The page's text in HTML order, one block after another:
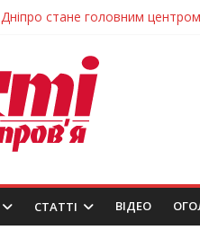
Засинання після півночі може
На Дніпропетровщині різко
У Самарі провели незвичайний
Дніпро стане головним центром
СТАТТІ ВIДЕО